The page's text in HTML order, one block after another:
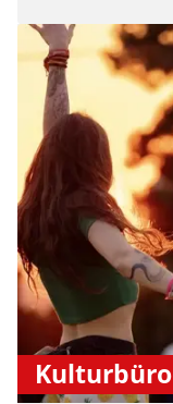
Kulturbüro